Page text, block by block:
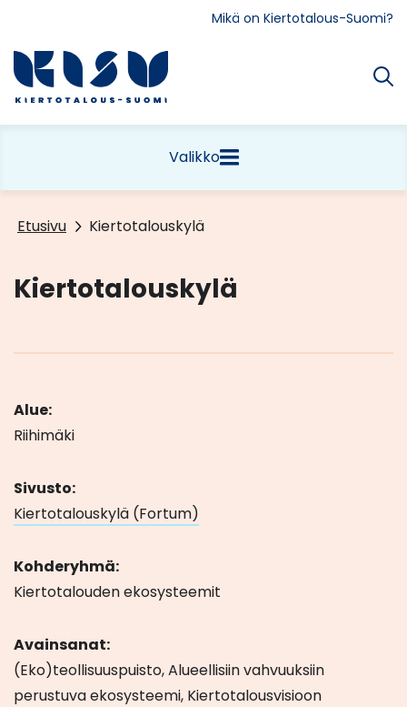
Mikä on Kiertotalous-Suomi?
Etusivu
Valikko
Etusivu Kiertotalouskylä
Kiertotalouskylä
Alue:
Riihimäki
Sivusto:
Kiertotalouskylä (Fortum)
Kohderyhmä:
Kiertotalouden ekosysteemit
Avainsanat:
(Eko)teollisuuspuisto, Alueellisiin vahvuuksiin
perustuva ekosysteemi, Kiertotalousvisioon